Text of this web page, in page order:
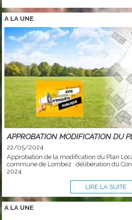
A LA UNE
APPROBATION MODIFICATION DU
22/05/2024
Approbation de la modification du Plan
commune de Lombez : délibération du
2024
LIRE LA SUITE
A LA UNE